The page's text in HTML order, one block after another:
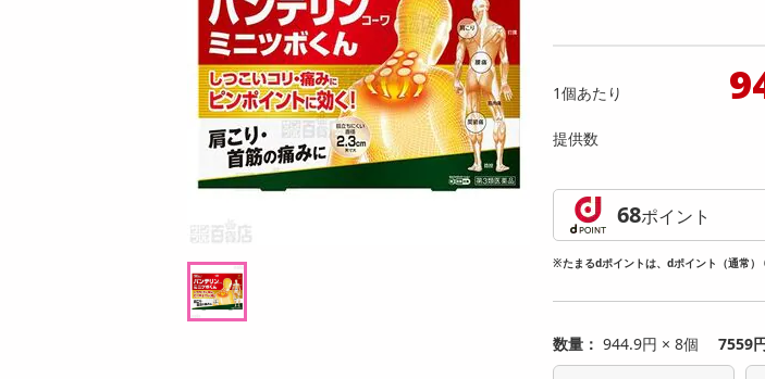
健康・ダイエット・サプリメント
医薬品・医薬部外品
インテリア・家具・収納・寝具
ファッション
ベビー・キッズ・マタニティ
資格・学習
1個あたり
提供数
68ポイント
※たまるdポイントは、dポイント（通常）
数量： 944.9円 × 8個 7559
08月09日08時00分 ～
33 1
【計650g/65g×10個】十勝アイスおはぎ
提供数 489
お試し費用
4,650
08月08日21時00分 ～
ちょっプル 0
【ブラック/28.0cm】リカバリーサンダル
軽量 EVA 厚底 クッション 男女兼用 XLS155
提供数 10
お試し費用
3,980円
オープン
08月
軽量 EVA 厚底